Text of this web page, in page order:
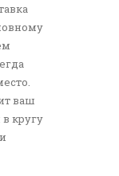
ваш
кругу